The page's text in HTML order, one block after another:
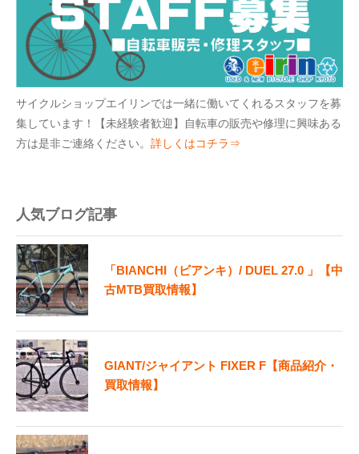
サイクルショップエイリンでは一緒に働いてくれるスタッフを募
集しています！【未経験者歓迎】自転車の販売や修理に興味ある
方は是非ご連絡ください。 詳しくはコチラ⇒
人気ブログ記事
「BIANCHI（ビアンキ）/ DUEL 27.0 」【中
古MTB買取情報】
GIANT/ジャイアント FIXER F【商品紹介・
買取情報】